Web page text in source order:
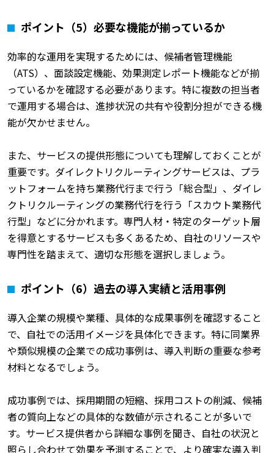
ポイント（5）必要な機能が揃っているか
効率的な運用を実現するためには、候補者管理機能
（ATS）、面談設定機能、効果測定レポート機能などが揃
っているかを確認する必要があります。特に複数の担当者
で運用する場合は、進捗状況の共有や役割分担ができる機
能が欠かせません。
また、サービスの提供形態についても理解しておくことが
重要です。ダイレクトリクルーティングサービスは、プラ
ットフォームを持ち業務代行まで行う「総合型」、ダイレ
クトリクルーティングの業務代行を行う「スカウト業務代
行型」などに分かれます。専門人材・特定のターゲット層
を得意とするサービスも多くあるため、自社のリソースや
専門性を踏まえて、適切な形態を選択しましょう。
ポイント（6）過去の導入実績と活用事例
導入企業の規模や業種、具体的な成果事例を確認すること
で、自社での活用イメージを具体化できます。特に同業界
や類似規模の企業での成功事例は、導入判断の重要な参考
材料となるでしょう。
成功事例では、採用期間の短縮、採用コストの削減、候補
者の質向上などの具体的な数値が示されることが多いで
す。サービス提供者から詳細な事例を聞き、自社の状況と
照らし合わせて効果を予測することで、より確実な導入判